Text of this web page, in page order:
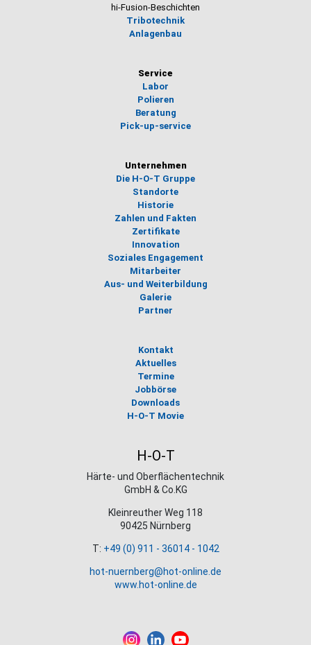
hi-Fusion-Beschichten
Tribotechnik
Anlagenbau
Service
Labor
Polieren
Beratung
Pick-up-service
Unternehmen
Die H-O-T Gruppe
Standorte
Historie
Zahlen und Fakten
Zertifikate
Innovation
Soziales Engagement
Mitarbeiter
Aus- und Weiterbildung
Galerie
Partner
Kontakt
Aktuelles
Termine
Jobbörse
Downloads
H-O-T Movie
H-O-T
Härte- und Oberflächentechnik
GmbH & Co.KG
Kleinreuther Weg 118
90425 Nürnberg
T: +49 (0) 911 - 36014 - 1042
hot-nuernberg@hot-online.de
www.hot-online.de